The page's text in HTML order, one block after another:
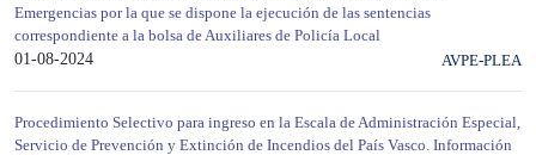
Emergencias por la que se dispone la ejecución de las sentencias
correspondiente a la bolsa de Auxiliares de Policía Local
01-08-2024
AVPE-PLEA
Procedimiento Selectivo para ingreso en la Escala de Administración Especial,
Servicio de Prevención y Extinción de Incendios del País Vasco. Información